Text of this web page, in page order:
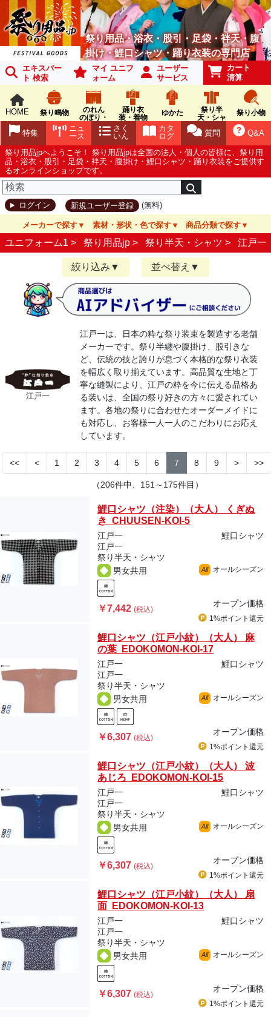
祭り用品・浴衣・股引・足袋・袢天・腹
掛け・鯉口シャツ・踊り衣装の専門店
エキスパー
ト 検索
マイ ユニフ
ォーム
ユーザー
サービス
カート
清算
HOME 祭り鳴物
のれん
のぼり・
踊り衣
装・着物
ゆかた
祭り半
天・シャ
祭り小物
Q&A
質問
カタ
ログ
さく
いん
ニュ
ース
特集
祭り用品jpへようこそ！ 祭り用品jpは全国の法人・個人の皆様に、祭り用
品・浴衣・股引・足袋・袢天・腹掛け・鯉口シャツ・踊り衣装をご提供す
るオンラインショップです。
ログイン 新規ユーザー登録 (無料)
メーカーで探す 素材・形状・色で探す 商品分類で探す
ユニフォーム1 > 祭り用品jp > 祭り半天・シャツ > 江戸一
絞り込み 並べ替え
江戸一
江戸一は、日本の粋な祭り装束を製造する老舗
メーカーです。祭り半纏や腹掛け、股引きな
ど、伝統の技と誇りが息づく本格的な祭り衣装
を幅広く取り揃えています。高品質な生地と丁
寧な縫製により、江戸の粋を今に伝える品格あ
る装いは、全国の祭り好きの方々に愛されてい
ます。各地の祭りに合わせたオーダーメイドに
も対応し、お客様一人一人のこだわりにお応え
しています。
<< < 1 2 3 4 5 6 7 8 9 > >>
（206件中、151～175件目）
鯉口シャツ（注染）（大人） くぎぬ
き CHUUSEN-KOI-5
江戸一
鯉口シャツ
江戸一
祭り半天・シャツ
男女共用
All オールシーズン
￥7,442(税込)
オープン価格
1%ポイント 還元
鯉口シャツ（江戸小紋）（大人） 麻
の葉 EDOKOMON-KOI-17
江戸一
鯉口シャツ
江戸一
祭り半天・シャツ
男女共用
All オールシーズン
￥6,307(税込)
オープン価格
1%ポイント 還元
鯉口シャツ（江戸小紋）（大人） 波
あじろ EDOKOMON-KOI-15
江戸一
鯉口シャツ
江戸一
祭り半天・シャツ
男女共用
All オールシーズン
￥6,307(税込)
オープン価格
1%ポイント 還元
鯉口シャツ（江戸小紋）（大人） 扇
面 EDOKOMON-KOI-13
江戸一
鯉口シャツ
江戸一
祭り半天・シャツ
男女共用
All オールシーズン
￥6,307(税込)
オープン価格
1%ポイント 還元